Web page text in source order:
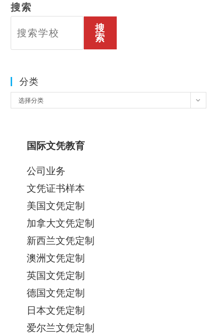
搜索
搜
索
分类
类
选择分类
国际文凭教育
公司业务
文凭证书样本
美国文凭定制
加拿大文凭定制
新西兰文凭定制
澳洲文凭定制
英国文凭定制
德国文凭定制
日本文凭定制
爱尔兰文凭定制